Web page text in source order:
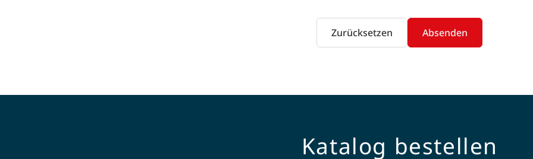
Zurücksetzen Absenden
Katalog bestellen